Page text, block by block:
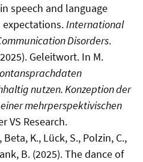
speech and language
International
Disorders.
Geleitwort. In M.
nutzen. Konzeption der
mehrperspektivischen
VS Research.
Beta, K., Lück, S., Polzin, C.,
B. (2025). The dance of